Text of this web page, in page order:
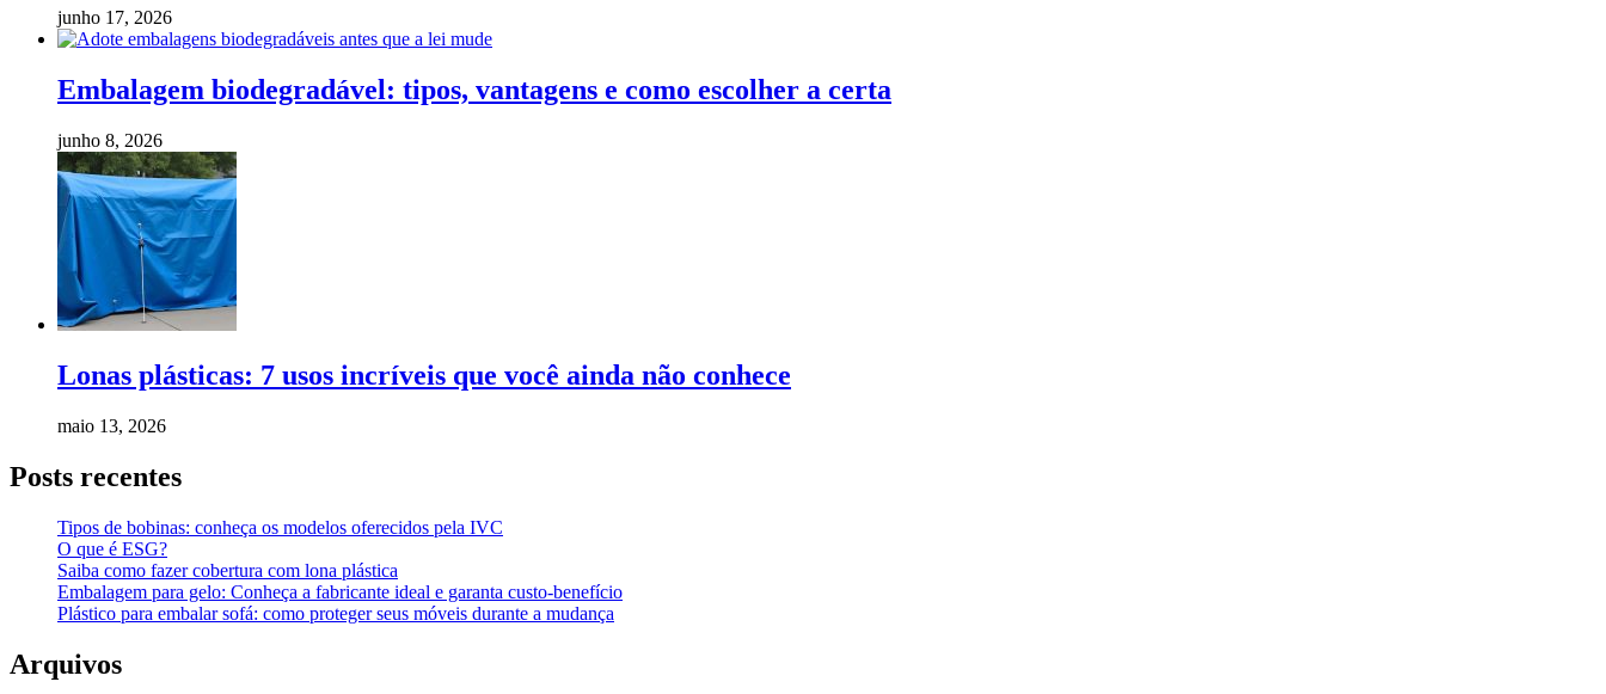
junho 17, 2026
Embalagem biodegradável: tipos, vantagens e como escolher a certa
junho 8, 2026
Lonas plásticas: 7 usos incríveis que você ainda não conhece
maio 13, 2026
Posts recentes
Tipos de bobinas: conheça os modelos oferecidos pela IVC
O que é ESG?
Saiba como fazer cobertura com lona plástica
Embalagem para gelo: Conheça a fabricante ideal e garanta custo-benefício
Plástico para embalar sofá: como proteger seus móveis durante a mudança
Arquivos